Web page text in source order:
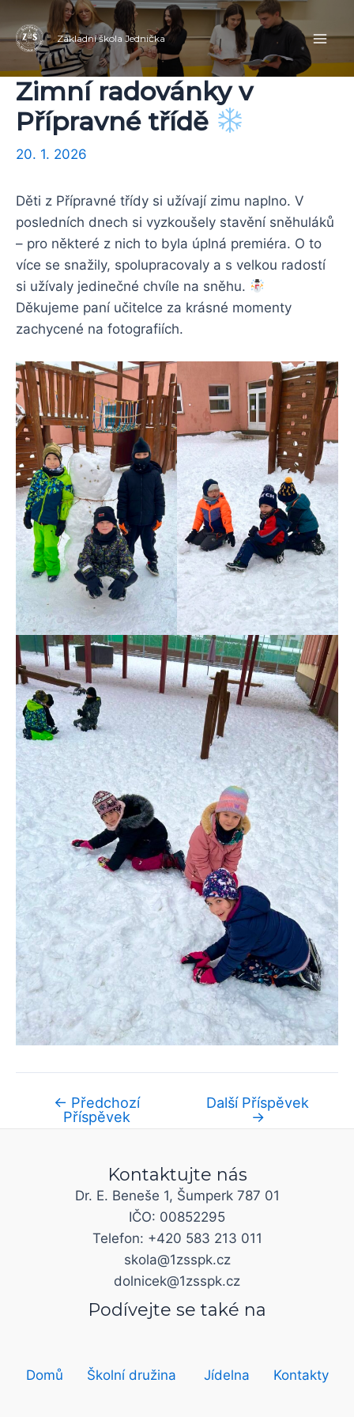
Přeskočit
na
obsah
Základní škola Jednička
Zimní radovánky v
Přípravné třídě
20. 1. 2026
Děti z Přípravné třídy si užívají zimu naplno. V
posledních dnech si vyzkoušely stavění sněhuláků
– pro některé z nich to byla úplná premiéra. O to
více se snažily, spolupracovaly a s velkou radostí
si užívaly jedinečné chvíle na sněhu.
Děkujeme paní učitelce za krásné momenty
zachycené na fotografiích.
Navigace
pro
příspěvek
← Předchozí
Příspěvek
Další Příspěvek
→
Kontaktujte nás
Dr. E. Beneše 1, Šumperk 787 01
IČO: 00852295
Telefon: +420 583 213 011
skola@1zsspk.cz
dolnicek@1zsspk.cz
Podívejte se také na
Domů Školní družina Jídelna Kontakty